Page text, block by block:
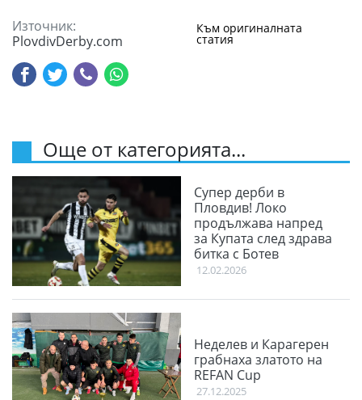
Източник:
PlovdivDerby.com
Към оригиналната
статия
Още от категорията...
Супер дерби в
Пловдив! Локо
продължава напред
за Купата след здрава
битка с Ботев
12.02.2026
Неделев и Карагерен
грабнаха златото на
REFAN Cup
27.12.2025